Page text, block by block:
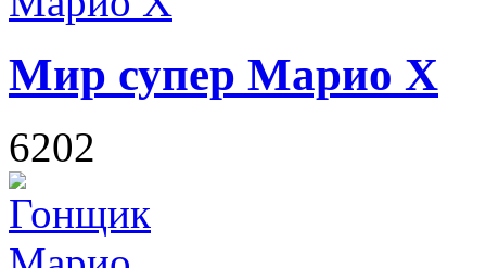
Мир супер Марио X
6202